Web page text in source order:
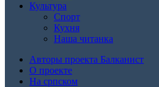
Культура
Спорт
Кухня
Наша читанка
Авторы проекта Балканист
О проекте
На српском